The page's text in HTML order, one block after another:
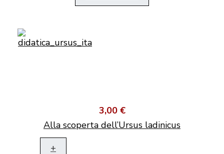
3,00 €
Alla scoperta dell’Ursus ladinicus
+